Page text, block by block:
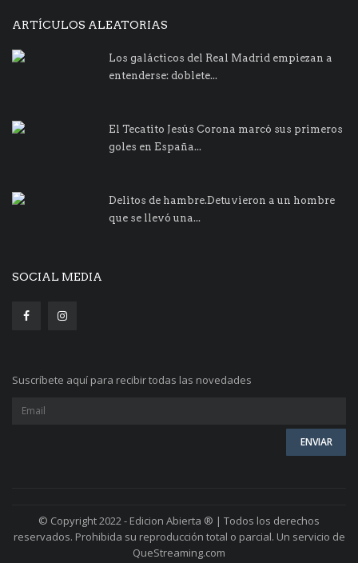
ARTÍCULOS ALEATORIAS
Los galácticos del Real Madrid empiezan a
entenderse: doblete...
El Tecatito Jesús Corona marcó sus primeros
goles en España...
Delitos de hambre.Detuvieron a un hombre
que se llevó una...
SOCIAL MEDIA
Suscríbete aquí para recibir todas las novedades
© Copyright 2022 - Edicion Abierta ® | Todos los derechos
reservados. Prohibida su reproducción total o parcial. Un servicio de
QueStreaming.com